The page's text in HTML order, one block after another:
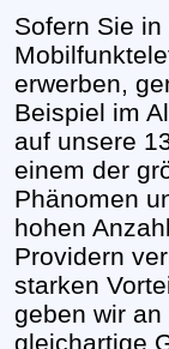
Sofern Sie
erwerben,
Beispiel im
auf unsere
einem der
Phänomen
hohen
Providern
starken
geben wir
gleichartige